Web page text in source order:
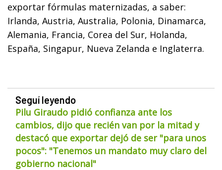
exportar fórmulas maternizadas, a saber:
Irlanda, Austria, Australia, Polonia, Dinamarca,
Alemania, Francia, Corea del Sur, Holanda,
España, Singapur, Nueva Zelanda e Inglaterra.
Seguí leyendo
Pilu Giraudo pidió confianza ante los
cambios, dijo que recién van por la mitad y
destacó que exportar dejó de ser "para unos
pocos": "Tenemos un mandato muy claro del
gobierno nacional"